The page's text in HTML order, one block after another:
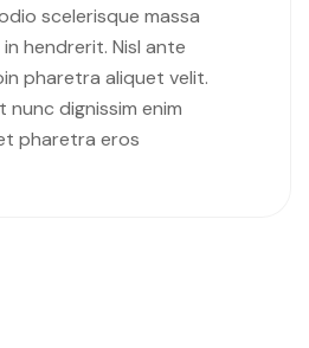
scelerisque massa
hendrerit. Nisl ante
pharetra aliquet velit.
dignissim enim
pharetra eros